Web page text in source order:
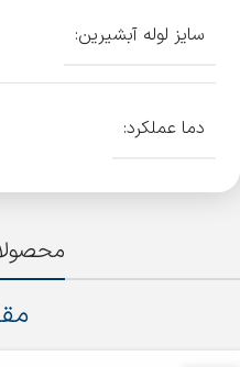
سایز لوله آبشیرین:
دما عملکرد: